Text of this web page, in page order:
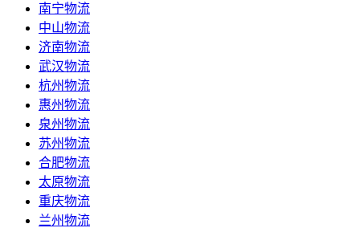
南宁物流
中山物流
济南物流
武汉物流
杭州物流
惠州物流
泉州物流
苏州物流
合肥物流
太原物流
重庆物流
兰州物流